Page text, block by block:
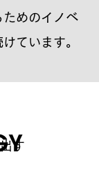
ためのイノベ
ています。
す